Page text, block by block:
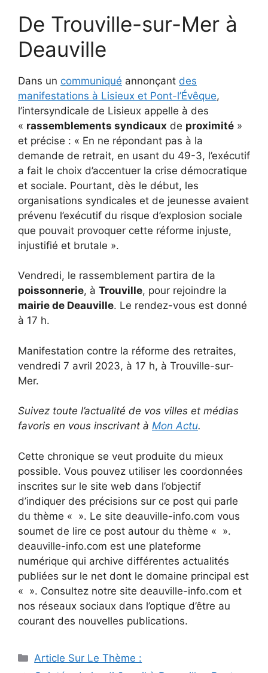
De Trouville-sur-Mer à
Deauville
Dans un communiqué annonçant des
manifestations à Lisieux et Pont-l’Évêque,
l’intersyndicale de Lisieux appelle à des
« rassemblements syndicaux de proximité »
et précise : « En ne répondant pas à la
demande de retrait, en usant du 49-3, l’exécutif
a fait le choix d’accentuer la crise démocratique
et sociale. Pourtant, dès le début, les
organisations syndicales et de jeunesse avaient
prévenu l’exécutif du risque d’explosion sociale
que pouvait provoquer cette réforme injuste,
injustifié et brutale ».
Vendredi, le rassemblement partira de la
poissonnerie, à Trouville, pour rejoindre la
mairie de Deauville. Le rendez-vous est donné
à 17 h.
Manifestation contre la réforme des retraites,
vendredi 7 avril 2023, à 17 h, à Trouville-sur-
Mer.
Suivez toute l’actualité de vos villes et médias
favoris en vous inscrivant à Mon Actu.
Cette chronique se veut produite du mieux
possible. Vous pouvez utiliser les coordonnées
inscrites sur le site web dans l’objectif
d’indiquer des précisions sur ce post qui parle
du thème « ». Le site deauville-info.com vous
soumet de lire ce post autour du thème « ».
deauville-info.com est une plateforme
numérique qui archive différentes actualités
publiées sur le net dont le domaine principal est
« ». Consultez notre site deauville-info.com et
nos réseaux sociaux dans l’optique d’être au
courant des nouvelles publications.
Catégories
Article Sur Le Thème :